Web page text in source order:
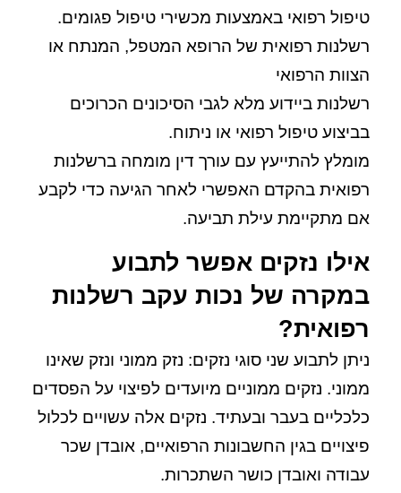
טיפול רפואי באמצעות מכשירי טיפול פגומים.
רשלנות רפואית של הרופא המטפל, המנתח או
הצוות הרפואי
רשלנות ביידוע מלא לגבי הסיכונים הכרוכים
בביצוע טיפול רפואי או ניתוח.
מומלץ להתייעץ עם עורך דין מומחה ברשלנות
רפואית בהקדם האפשרי לאחר הגיעה כדי לקבע
אם מתקיימת עילת תביעה.
אילו נזקים אפשר לתבוע
במקרה של נכות עקב רשלנות
רפואית?
ניתן לתבוע שני סוגי נזקים: נזק ממוני ונזק שאינו
ממוני. נזקים ממוניים מיועדים לפיצוי על הפסדים
כלכליים בעבר ובעתיד. נזקים אלה עשויים לכלול
פיצויים בגין החשבונות הרפואיים, אובדן שכר
עבודה ואובדן כושר השתכרות.